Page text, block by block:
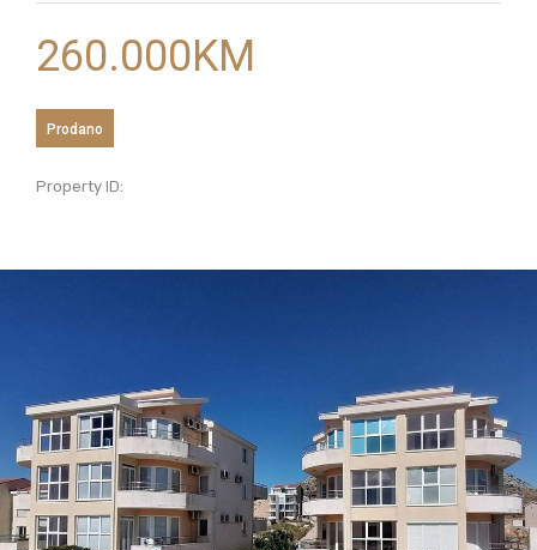
260.000KM
Prodano
Property ID: